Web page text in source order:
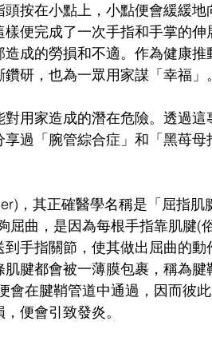
按在小點上，小點便會緩緩
便完成了一次手指和手掌的伸
成的勞損和不適。作為健康推
研，也為一眾用家謀「幸福」。
用家造成的潛在危險。透過
過「腕管綜合症」和「黑苺母
，其正確醫學名稱是「屈指肌
屈曲，是因為每根手指靠肌腱(
手指關節，使其做出屈曲的
腱都會被一薄膜包裹，稱為腱
會在腱鞘管道中通過，因而彼
便會引致發炎。